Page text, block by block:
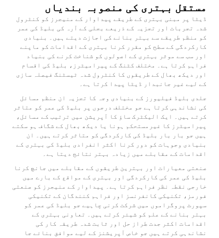
مستقل بہتری کی منصوبہ بندیاں
ڈیٹا پر مبنی بہتری کے طریقے پیداوار کے منیجرز کو کنٹرول
شدہ تجربات اور تجزیہ کے ذریعے بجلی کے آرہ کی بلیڈ کی عمر
کو منظم طریقے سے بہتر بنانے کی اجازت دیتے ہیں۔ بنیادی
کارکردگی کے سطح کو مقرر کرنا بہتری کے اقدامات کو ماپنے
اور سب سے موثر بہتری کے اصولوں کو شناخت کرنے کی بنیاد
فراہم کرتا ہے۔ مختلف کٹنگ کے پیرامیٹرز، بلیڈ کی اقسام
اور دیکھ بھال کے طریقوں کا کنٹرول شدہ ٹیسٹنگ فیصلہ سازی
کے لیے غیر جانبدار ڈیٹا پیدا کرتا ہے۔
جلدی بلیڈ فیلیورز کے بنیادی وجہ کا تجزیہ ان منظم مسائل
کی نشاندہی کرتا ہے جو مختلف درجوں پر بلیڈ کی عمر کو متاثر
کرتے ہیں۔ ایک الیکٹرک ساﺅ کا آپریشن میں ترتیب کے مسائل،
پیرامیٹرز کا غیرمستحکم ہونا یا دیکھ بھال کے شگاف ہو سکتے
ہیں جو بار بار بلیڈ کی کارکردگی کو متاثر کرتے ہیں۔ ان
بنیادی وجوہات کو دور کرنا اکثر انفرادی بلیڈ کی بہتری کے
اقدامات کے مقابلے میں زیادہ بہتر نتائج دیتا ہے۔
صنعتی معیارات اور بہترین طریقوں کے مقابلے میں جانچ کرنا
بلیڈ کی عمر کی کارکردگی اور بہتری کے مواقع کے بارے میں
خارجی نقطہ نظر فراہم کرتا ہے۔ پیداوار کے منیجرز کو صنعتی
فورمز، تکنیکی کانفرنسز اور فراہم کنندگان کے تکنیکی
سپورٹ پروگراموں میں شرکت کرنی چاہیے جو بلیڈ کی عمر کو
بہتر بنانے کے علم کو شیئر کرتے ہیں۔ تعاونی بہتری کے
اقدامات اکثر جدت طراز حل اور ثابت شدہ طریقہ کار کی
نشاندہی کرتے ہیں جو خاص آپریشنز کے لیے موافق بنائے جا